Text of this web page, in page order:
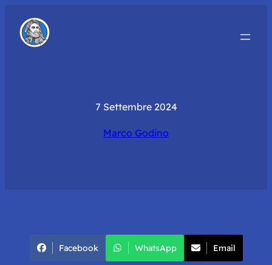
7 Settembre 2024
Marco Godino
Facebook WhatsApp Email